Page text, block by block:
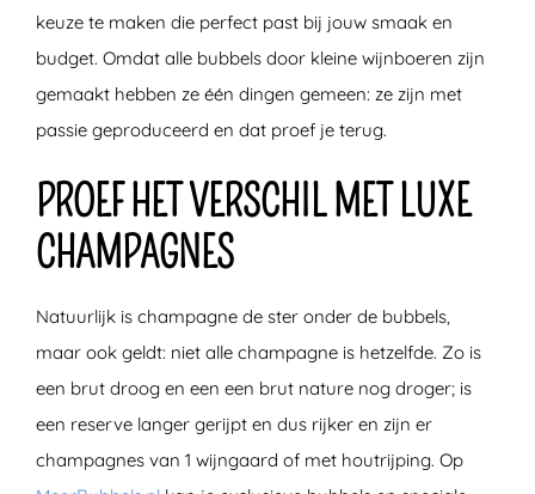
keuze te maken die perfect past bij jouw smaak en
budget. Omdat alle bubbels door kleine wijnboeren zijn
gemaakt hebben ze één dingen gemeen: ze zijn met
passie geproduceerd en dat proef je terug.
PROEF HET VERSCHIL MET LUXE
CHAMPAGNES
Natuurlijk is champagne de ster onder de bubbels,
maar ook geldt: niet alle champagne is hetzelfde. Zo is
een brut droog en een een brut nature nog droger; is
een reserve langer gerijpt en dus rijker en zijn er
champagnes van 1 wijngaard of met houtrijping. Op